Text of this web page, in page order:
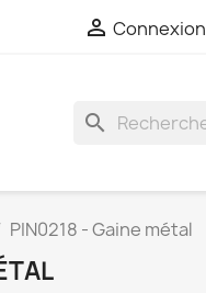
 Connexion
search
PIN0218 - Gaine métal